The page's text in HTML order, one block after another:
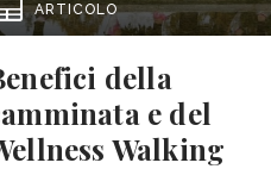
ARTICOLO
della
e del
Walking